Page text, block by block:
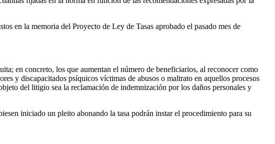
en la memoria del Proyecto de Ley de Tasas aprobado el pasado mes de
en concreto, los que aumentan el número de beneficiarios, al reconocer como
y discapacitados psíquicos víctimas de abusos o maltrato en aquellos procesos
del litigio sea la reclamación de indemnización por los daños personales y
iniciado un pleito abonando la tasa podrán instar el procedimiento para su